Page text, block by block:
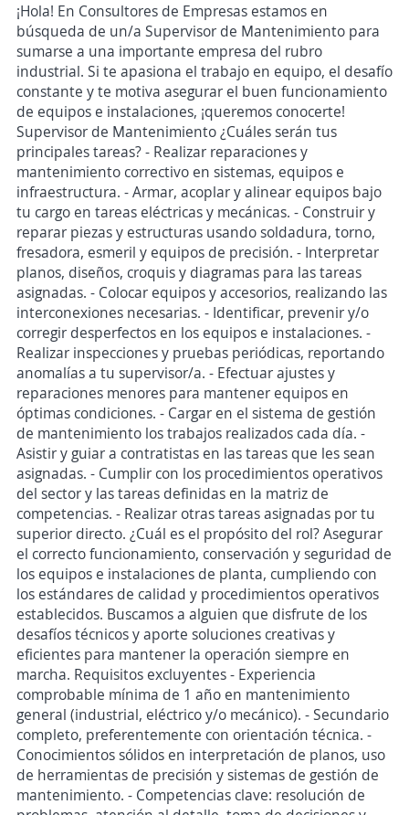
¡Hola! En Consultores de Empresas estamos en
búsqueda de un/a Supervisor de Mantenimiento para
sumarse a una importante empresa del rubro
industrial. Si te apasiona el trabajo en equipo, el desafío
constante y te motiva asegurar el buen funcionamiento
de equipos e instalaciones, ¡queremos conocerte!
Supervisor de Mantenimiento ¿Cuáles serán tus
principales tareas? - Realizar reparaciones y
mantenimiento correctivo en sistemas, equipos e
infraestructura. - Armar, acoplar y alinear equipos bajo
tu cargo en tareas eléctricas y mecánicas. - Construir y
reparar piezas y estructuras usando soldadura, torno,
fresadora, esmeril y equipos de precisión. - Interpretar
planos, diseños, croquis y diagramas para las tareas
asignadas. - Colocar equipos y accesorios, realizando las
interconexiones necesarias. - Identificar, prevenir y/o
corregir desperfectos en los equipos e instalaciones. -
Realizar inspecciones y pruebas periódicas, reportando
anomalías a tu supervisor/a. - Efectuar ajustes y
reparaciones menores para mantener equipos en
óptimas condiciones. - Cargar en el sistema de gestión
de mantenimiento los trabajos realizados cada día. -
Asistir y guiar a contratistas en las tareas que les sean
asignadas. - Cumplir con los procedimientos operativos
del sector y las tareas definidas en la matriz de
competencias. - Realizar otras tareas asignadas por tu
superior directo. ¿Cuál es el propósito del rol? Asegurar
el correcto funcionamiento, conservación y seguridad de
los equipos e instalaciones de planta, cumpliendo con
los estándares de calidad y procedimientos operativos
establecidos. Buscamos a alguien que disfrute de los
desafíos técnicos y aporte soluciones creativas y
eficientes para mantener la operación siempre en
marcha. Requisitos excluyentes - Experiencia
comprobable mínima de 1 año en mantenimiento
general (industrial, eléctrico y/o mecánico). - Secundario
completo, preferentemente con orientación técnica. -
Conocimientos sólidos en interpretación de planos, uso
de herramientas de precisión y sistemas de gestión de
mantenimiento. - Competencias clave: resolución de